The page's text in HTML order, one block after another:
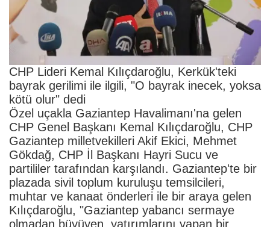
CHP Lideri Kemal Kılıçdaroğlu, Kerkük'teki
bayrak gerilimi ile ilgili, "O bayrak inecek, yoksa
kötü olur" dedi
Özel uçakla Gaziantep Havalimanı'na gelen
CHP Genel Başkanı Kemal Kılıçdaroğlu, CHP
Gaziantep milletvekilleri Akif Ekici, Mehmet
Gökdağ, CHP İl Başkanı Hayri Sucu ve
partililer tarafından karşılandı. Gaziantep'te bir
plazada sivil toplum kuruluşu temsilcileri,
muhtar ve kanaat önderleri ile bir araya gelen
Kılıçdaroğlu, "Gaziantep yabancı sermaye
olmadan büyüyen, yatırımlarını yapan bir